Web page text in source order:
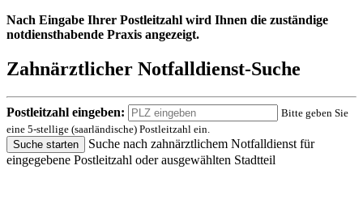
Nach Eingabe Ihrer Postleitzahl wird Ihnen die zuständige
notdiensthabende Praxis angezeigt.
Zahnärztlicher Notfalldienst-Suche
Postleitzahl eingeben:
Bitte geben Sie
eine 5-stellige (saarländische) Postleitzahl ein.
Suche starten
Suche nach zahnärztlichem Notfalldienst für
eingegebene Postleitzahl oder ausgewählten Stadtteil